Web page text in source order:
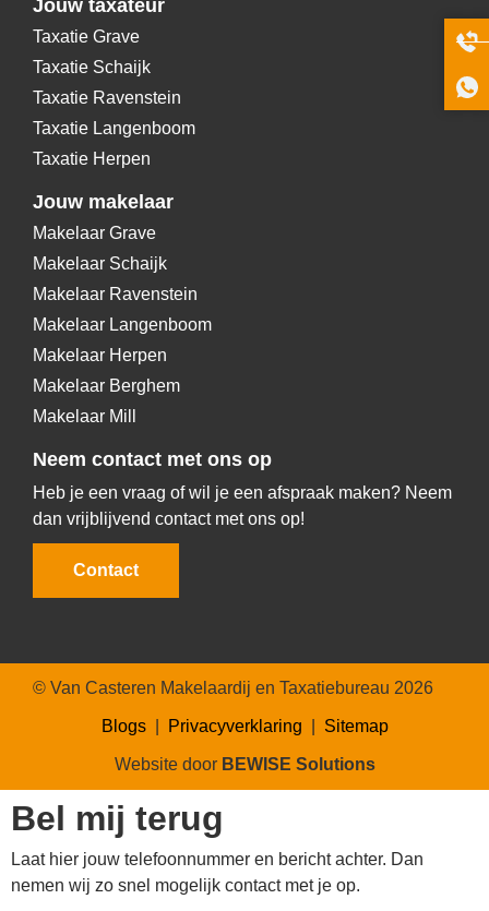
Jouw taxateur
Taxatie Grave
Taxatie Schaijk
Taxatie Ravenstein
Taxatie Langenboom
Taxatie Herpen
Jouw makelaar
Makelaar Grave
Makelaar Schaijk
Makelaar Ravenstein
Makelaar Langenboom
Makelaar Herpen
Makelaar Berghem
Makelaar Mill
Neem contact met ons op
Heb je een vraag of wil je een afspraak maken? Neem
dan vrijblijvend contact met ons op!
Contact
© Van Casteren Makelaardij en Taxatiebureau 2026
Blogs| Privacyverklaring Sitemap
Website door BEWISE Solutions
Bel mij terug
Laat hier jouw telefoonnummer en bericht achter. Dan
nemen wij zo snel mogelijk contact met je op.